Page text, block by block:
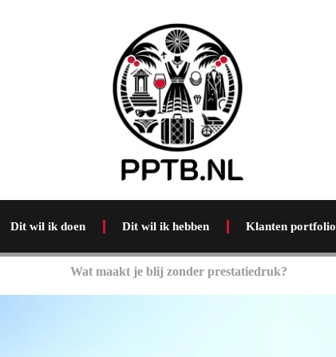
Dit wil ik doen Dit wil ik hebben Klanten portfolio
Wat maakt je blij zonder prestatiedruk?